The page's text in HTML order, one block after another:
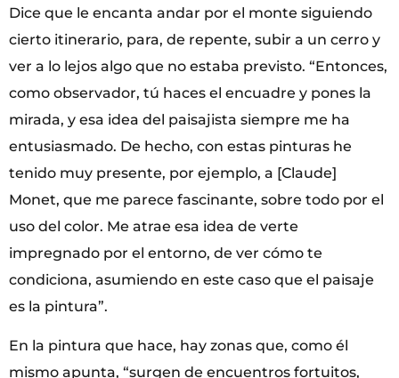
Dice que le encanta andar por el monte siguiendo
cierto itinerario, para, de repente, subir a un cerro y
ver a lo lejos algo que no estaba previsto. “Entonces,
como observador, tú haces el encuadre y pones la
mirada, y esa idea del paisajista siempre me ha
entusiasmado. De hecho, con estas pinturas he
tenido muy presente, por ejemplo, a [Claude]
Monet, que me parece fascinante, sobre todo por el
uso del color. Me atrae esa idea de verte
impregnado por el entorno, de ver cómo te
condiciona, asumiendo en este caso que el paisaje
es la pintura”.
En la pintura que hace, hay zonas que, como él
mismo apunta, “surgen de encuentros fortuitos,